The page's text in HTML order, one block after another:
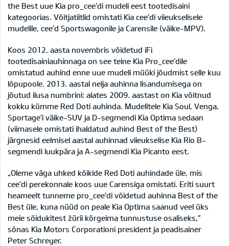
the Best uue Kia pro_cee’di mudeli eest tootedisaini
kategoorias. Võitjatiitlid omistati Kia cee’di viieukselisele
mudelile, cee’d Sportswagonile ja Carensile (väike-MPV).
Koos 2012. aasta novembris võidetud iFi
tootedisainiauhinnaga on see teine Kia Pro_cee’dile
omistatud auhind enne uue mudeli müüki jõudmist selle kuu
lõpupoole. 2013. aastal nelja auhinna lisandumisega on
jõutud ilusa numbrini: alates 2009. aastast on Kia võitnud
kokku kümme Red Doti auhinda. Mudelitele Kia Soul, Venga,
Sportage’i väike-SUV ja D-segmendi Kia Optima sedaan
(viimasele omistati ihaldatud auhind Best of the Best)
järgnesid eelmisel aastal auhinnad viieukselise Kia Rio B-
segmendi luukpära ja A-segmendi Kia Picanto eest.
„Oleme väga uhked kõikide Red Doti auhindade üle, mis
cee’di perekonnale koos uue Carensiga omistati. Eriti suurt
heameelt tunneme pro_cee’di võidetud auhinna Best of the
Best üle, kuna nüüd on peale Kia Optima saanud veel üks
meie sõidukitest žürii kõrgeima tunnustuse osaliseks,”
sõnas Kia Motors Corporationi president ja peadisainer
Peter Schreyer.